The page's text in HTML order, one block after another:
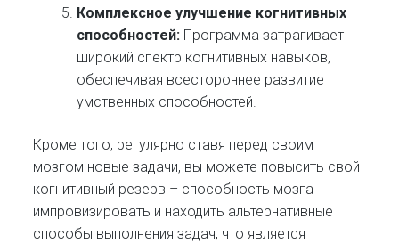
Комплексное улучшение когнитивных
способностей: Программа затрагивает
широкий спектр когнитивных навыков,
обеспечивая всестороннее развитие
умственных способностей.
Кроме того, регулярно ставя перед своим
мозгом новые задачи, вы можете повысить свой
когнитивный резерв – способность мозга
импровизировать и находить альтернативные
способы выполнения задач, что является